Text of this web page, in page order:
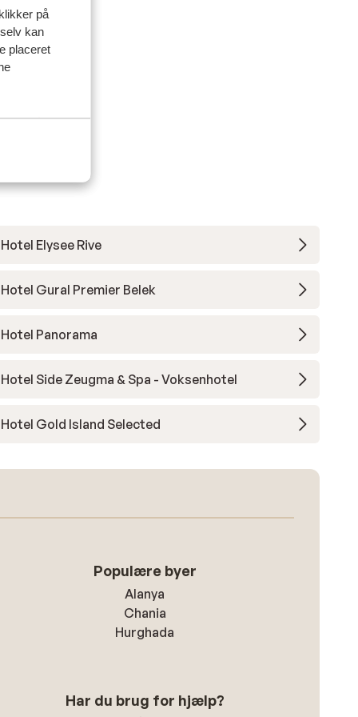
på
kan
placeret
Hotel Elysee Rive
Hotel Gural Premier Belek
Hotel Panorama
Hotel Side Zeugma & Spa - Voksenhotel
Hotel Gold Island Selected
Populære byer
Alanya
Chania
Hurghada
Har du brug for hjælp?